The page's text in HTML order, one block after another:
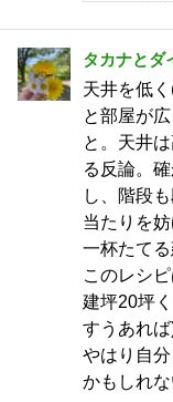
タカナとダ
天井を低
と部屋が
と。天井
る反論。
し、階段
当たりを
一杯たて
このレシ
建坪20坪
すうあれ
やはり自
かもしれな